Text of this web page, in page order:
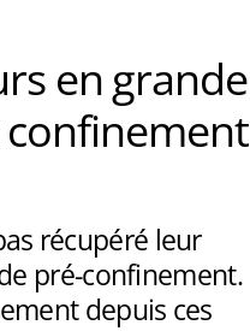
en grande
récupéré leur
pré-confinement.
depuis ces